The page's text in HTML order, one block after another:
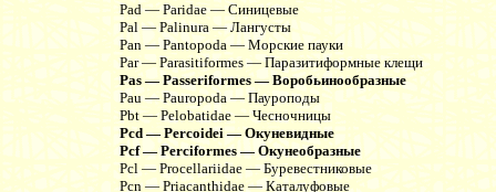
Pad — Paridae — Синицевые
Pal — Palinura — Лангусты
Pan — Pantopoda — Морские пауки
Par — Parasitiformes — Паразитиформные клещи
Pas — Passeriformes — Воробьинообразные
Pau — Pauropoda — Пауроподы
Pbt — Pelobatidae — Чесночницы
Pcd — Percoidei — Окуневидные
Pcf — Perciformes — Окунеобразные
Pcl — Procellariidae — Буревестниковые
Pcn — Priacanthidae — Каталуфовые